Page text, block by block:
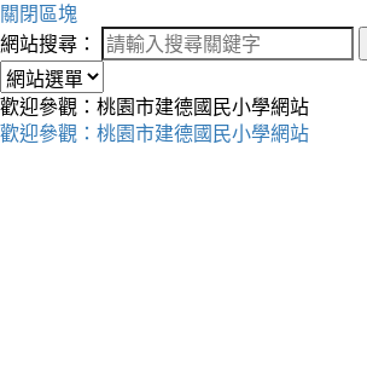
關閉區塊
網站搜尋：
歡迎參觀：桃園市建德國民小學網站
歡迎參觀：桃園市建德國民小學網站